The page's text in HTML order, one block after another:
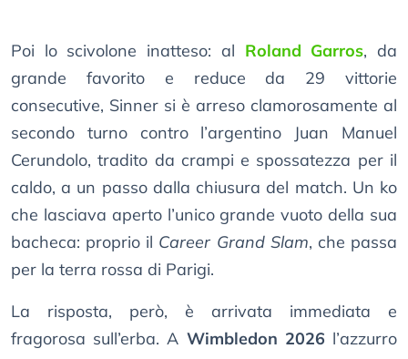
Poi lo scivolone inatteso: al Roland Garros, da
grande favorito e reduce da 29 vittorie
consecutive, Sinner si è arreso clamorosamente al
secondo turno contro l’argentino Juan Manuel
Cerundolo, tradito da crampi e spossatezza per il
caldo, a un passo dalla chiusura del match. Un ko
che lasciava aperto l’unico grande vuoto della sua
bacheca: proprio il Career Grand Slam, che passa
per la terra rossa di Parigi.
La risposta, però, è arrivata immediata e
fragorosa sull’erba. A Wimbledon 2026 l’azzurro